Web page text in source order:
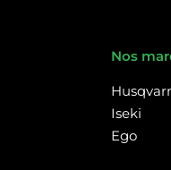
Nos
Iseki
Ego